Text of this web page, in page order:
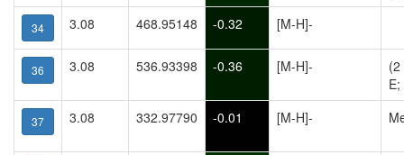
34 3.08 468.95148 -0.32 [M-H]-
36 3.08 536.93398 -0.36 [M-H]-
(2
37 3.08 332.97790 -0.01 [M-H]-